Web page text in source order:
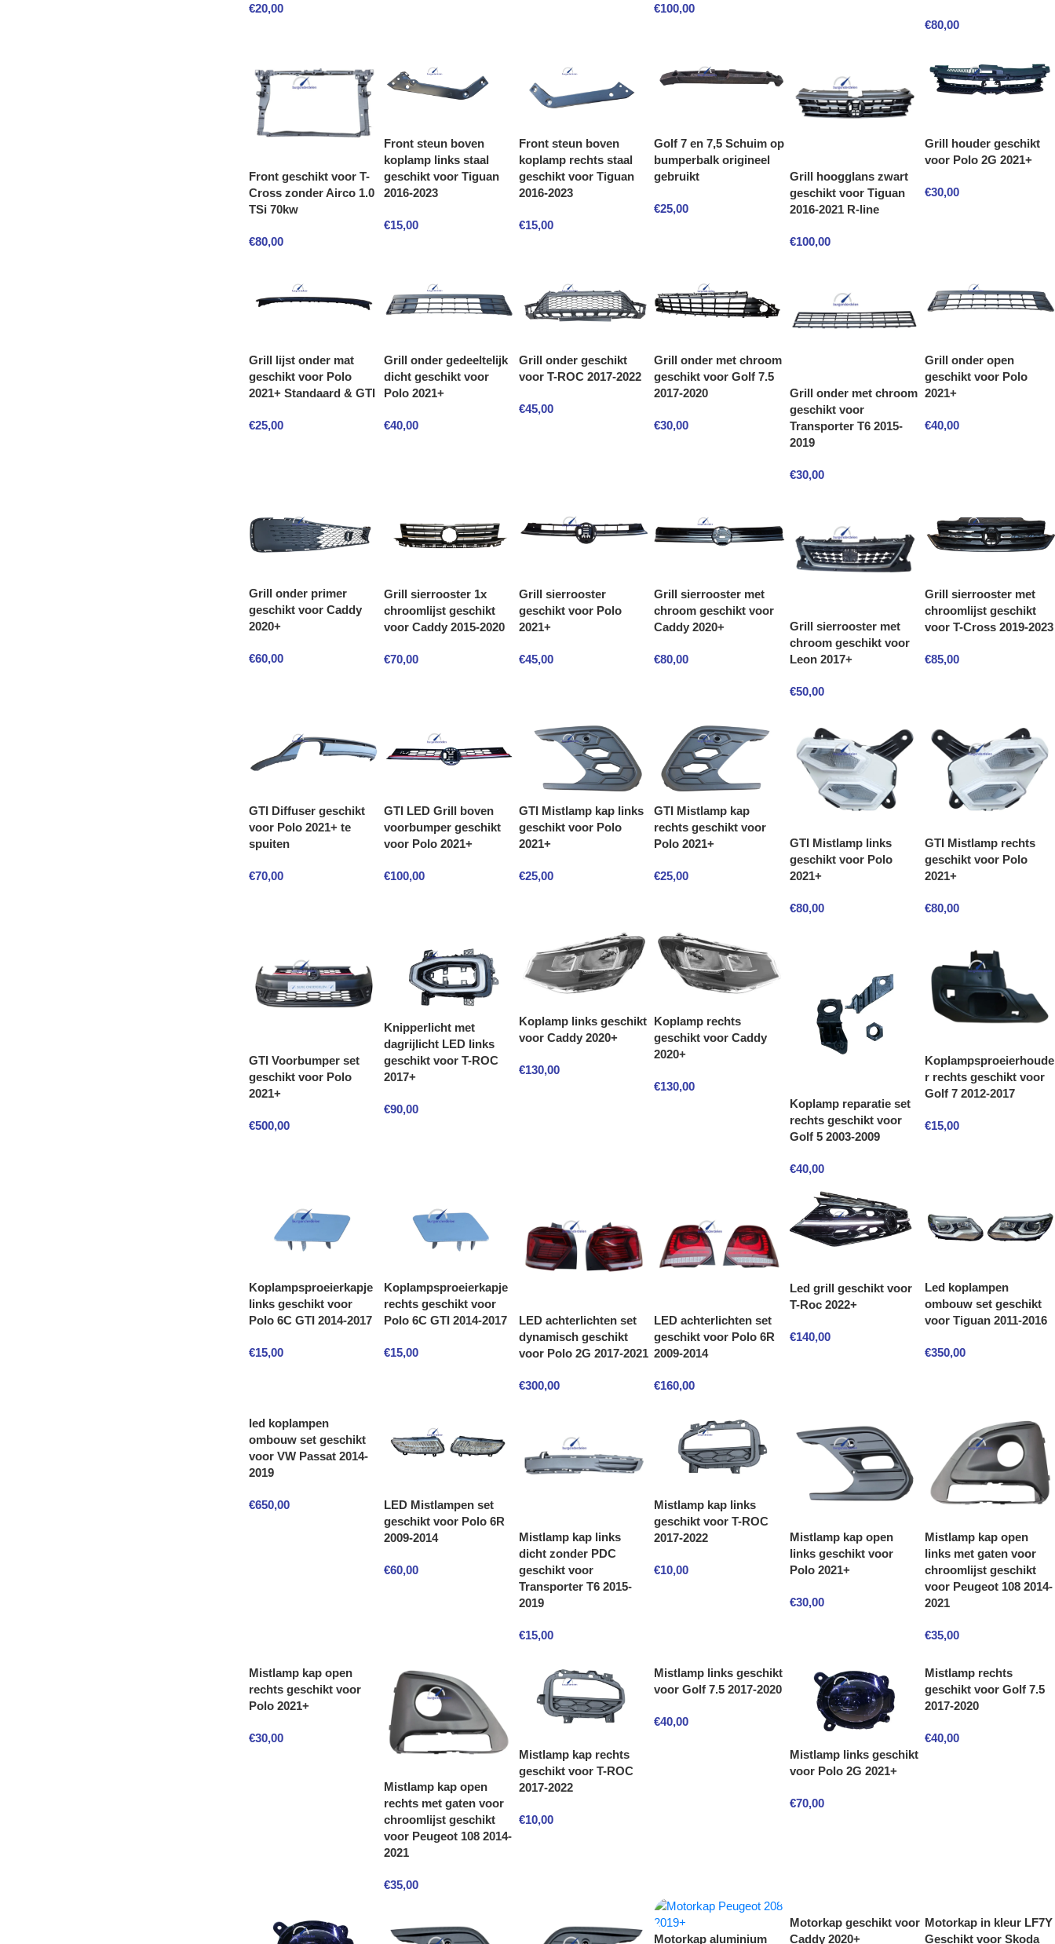
€20,00 €100,00
€80,00
Front geschikt voor T-
Cross zonder Airco 1.0
TSi 70kw
€80,00
Front steun boven
koplamp links staal
geschikt voor Tiguan
2016-2023
€15,00
Front steun boven
koplamp rechts staal
geschikt voor Tiguan
2016-2023
€15,00
Golf 7 en 7,5 Schuim op
bumperbalk origineel
gebruikt
€25,00
Grill hoogglans zwart
geschikt voor Tiguan
2016-2021 R-line
€100,00
Grill houder geschikt
voor Polo 2G 2021+
€30,00
Grill lijst onder mat
geschikt voor Polo
2021+ Standaard & GTI
€25,00
Grill onder gedeeltelijk
dicht geschikt voor
Polo 2021+
€40,00
Grill onder geschikt
voor T-ROC 2017-2022
€45,00
Grill onder met chroom
geschikt voor Golf 7.5
2017-2020
€30,00
Grill onder met chroom
geschikt voor
Transporter T6 2015-
2019
€30,00
Grill onder open
geschikt voor Polo
2021+
€40,00
Grill onder primer
geschikt voor Caddy
2020+
€60,00
Grill sierrooster 1x
chroomlijst geschikt
voor Caddy 2015-2020
€70,00
Grill sierrooster
geschikt voor Polo
2021+
€45,00
Grill sierrooster met
chroom geschikt voor
Caddy 2020+
€80,00
Grill sierrooster met
chroom geschikt voor
Leon 2017+
€50,00
Grill sierrooster met
chroomlijst geschikt
voor T-Cross 2019-2023
€85,00
GTI Diffuser geschikt
voor Polo 2021+ te
spuiten
€70,00
GTI LED Grill boven
voorbumper geschikt
voor Polo 2021+
€100,00
GTI Mistlamp kap links
geschikt voor Polo
2021+
€25,00
GTI Mistlamp kap
rechts geschikt voor
Polo 2021+
€25,00
GTI Mistlamp links
geschikt voor Polo
2021+
€80,00
GTI Mistlamp rechts
geschikt voor Polo
2021+
€80,00
GTI Voorbumper set
geschikt voor Polo
2021+
€500,00
Knipperlicht met
dagrijlicht LED links
geschikt voor T-ROC
2017+
€90,00
Koplamp links geschikt
voor Caddy 2020+
€130,00
Koplamp rechts
geschikt voor Caddy
2020+
€130,00
Koplamp reparatie set
rechts geschikt voor
Golf 5 2003-2009
€40,00
Koplampsproeierhoude
r rechts geschikt voor
Golf 7 2012-2017
€15,00
Koplampsproeierkapje
links geschikt voor
Polo 6C GTI 2014-2017
€15,00
Koplampsproeierkapje
rechts geschikt voor
Polo 6C GTI 2014-2017
€15,00
LED achterlichten set
dynamisch geschikt
voor Polo 2G 2017-2021
€300,00
LED achterlichten set
geschikt voor Polo 6R
2009-2014
€160,00
Led grill geschikt voor
T-Roc 2022+
€140,00
Led koplampen
ombouw set geschikt
voor Tiguan 2011-2016
€350,00
led koplampen
ombouw set geschikt
voor VW Passat 2014-
2019
€650,00
LED Mistlampen set
geschikt voor Polo 6R
2009-2014
€60,00
Mistlamp kap links
dicht zonder PDC
geschikt voor
Transporter T6 2015-
2019
€15,00
Mistlamp kap links
geschikt voor T-ROC
2017-2022
€10,00
Mistlamp kap open
links geschikt voor
Polo 2021+
€30,00
Mistlamp kap open
links met gaten voor
chroomlijst geschikt
voor Peugeot 108 2014-
2021
€35,00
Mistlamp kap open
rechts geschikt voor
Polo 2021+
€30,00
Mistlamp kap open
rechts met gaten voor
chroomlijst geschikt
voor Peugeot 108 2014-
2021
€35,00
Mistlamp kap rechts
geschikt voor T-ROC
2017-2022
€10,00
Mistlamp links geschikt
voor Golf 7.5 2017-2020
€40,00
Mistlamp links geschikt
voor Polo 2G 2021+
€70,00
Mistlamp rechts
geschikt voor Golf 7.5
2017-2020
€40,00
Motorkap aluminium
Motorkap geschikt voor
Caddy 2020+
Motorkap in kleur LF7Y
Geschikt voor Skoda